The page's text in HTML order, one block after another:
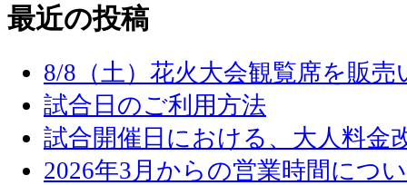
最近の投稿
8/8（土）花火大会観覧席を販
試合日のご利用方法
試合開催日における、大人料金
2026年3月からの営業時間につ